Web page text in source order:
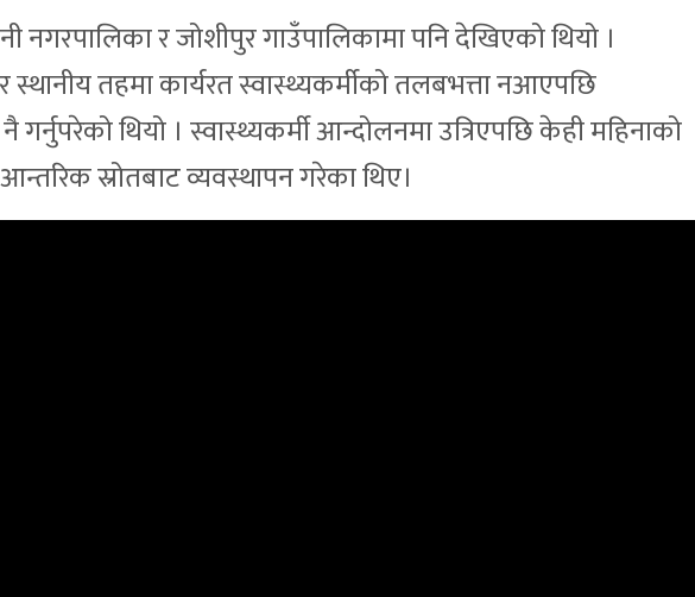
नगरपालिका र जोशीपुर गाउँपालिकामा पनि देखिएको थियो ।
तहमा कार्यरत स्वास्थ्यकर्मीको तलबभत्ता नआएपछि
थियो । स्वास्थ्यकर्मी आन्दोलनमा उत्रिएपछि केही महिनाको
स्रोतबाट व्यवस्थापन गरेका थिए।